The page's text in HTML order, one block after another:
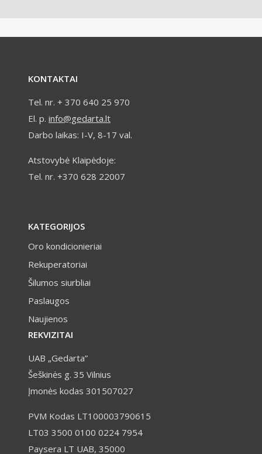
KONTAKTAI
Tel. nr. + 370 640 25 970
El. p. info@gedarta.lt
Darbo laikas: I-V, 8-17 val.
Atstovybė Klaipėdoje:
Tel. nr. +370 628 22007
KATEGORIJOS
Oro kondicionieriai
Rekuperatoriai
Šilumos siurbliai
Paslaugos
Naujienos
REKVIZITAI
UAB „Gedarta”
Šeškinės g. 35 Vilnius
Įmonės kodas 301507027
PVM Kodas LT100003790615
LT03 3500 0100 0224 7954
Paysera LT UAB, 35000